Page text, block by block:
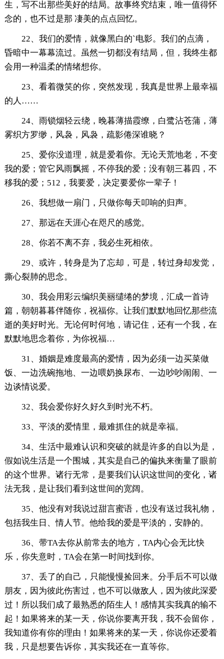
生，写不出那些美好的结局。故事终究结束，唯一值得怀
念的，也不过是那 凄美的点点回忆。
22、我们的爱情，就像黑白的`电影。我们的点滴，
昏暗中一幕幕流过。虽然一切都没有结局，但，我终生都
会用一种温柔的情绪想你。
23、看着微笑的你，突然发现，我真是世界上最幸福
的人……
24、雨锁烟轻云绕，晚暮薄描霞缭，白鹭沾苍蒲，薄
雾织方罗缈，风袅，风袅，疏影倦深谁晓？
25、爱你没道理，就是爱着你。无论天荒地老，不变
我的爱；管它风雨飘摇，不停我的爱；没有朝三暮四，不
移我的爱；512，我要爱，决定要爱你一辈子！
26、我想做一扇门，只做你每天叩响的归声。
27、那远在天涯心在咫尺的感觉。
28、你若不离不弃，我必生死相依。
29、或许，转身是为了忘却，可是，转过身却发觉，
撕心裂肺的思念。
30、我会用彩云编织美丽缱绻的梦境，汇成一首诗
篇，朝朝暮暮伴随你，祝福你。让我们默默地回忆那些流
逝的美好时光。无论何时何地，请记住，还有一个我，在
默默地思念着你，为你祝福…
31、婚姻是难度最高的爱情，因为必须一边买菜做
饭、一边洗碗拖地、一边喂奶换尿布、一边吵吵闹闹、一
边谈情说爱。
32、我会爱你好久好久到时光不朽。
33、平淡的爱情里，最难抓住的就是幸福。
34、生活中最难认识和突破的就是许多的自以为是，
假如说生活是一个围城，其实是自己的偏执来衡量了眼前
的这个世界。诸行无常，是要我们认识这世间的变化，诸
法无我，是让我们看到这世间的宽阔。
35、他没有对我说过甜言蜜语，也没有送过我礼物，
包括我生日、情人节。他给我的爱是平淡的，安静的。
36、带TA去你从前常去的地方，TA内心会无比快
乐，你失意时，TA会在第一时间找到你。
37、丢了的自己，只能慢慢捡回来。分手后不可以做
朋友，因为彼此伤害过，也不可以做敌人，因为彼此深爱
过！所以我们成了最熟悉的陌生人！感情其实我真的输不
起！如果将来的某一天，你说你要离开我，我不会留你，
我知道你有你的理由！如果将来的某一天，你说你还爱着
我，只是想要告诉你，其实我还在一直等你。